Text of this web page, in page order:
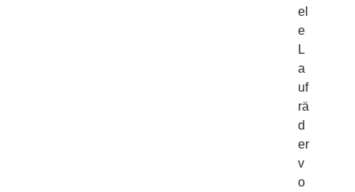
el
e
L
a
uf
rä
d
er
v
o